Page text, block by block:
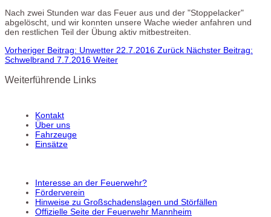
Nach zwei Stunden war das Feuer aus und der "Stoppelacker"
abgelöscht, und wir konnten unsere Wache wieder anfahren und
den restlichen Teil der Übung aktiv mitbestreiten.
Vorheriger Beitrag: Unwetter 22.7.2016 Zurück Nächster Beitrag:
Schwelbrand 7.7.2016 Weiter
Weiterführende Links
Kontakt
Über uns
Fahrzeuge
Einsätze
Interesse an der Feuerwehr?
Förderverein
Hinweise zu Großschadenslagen und Störfällen
Offizielle Seite der Feuerwehr Mannheim